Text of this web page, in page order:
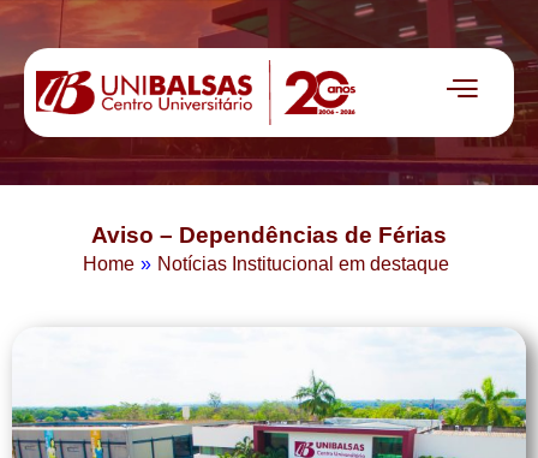
Aviso – Dependências de Férias
Home » Notícias Institucional em destaque